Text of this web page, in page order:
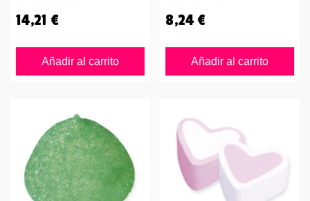
14,21 €
Añadir al carrito
8,24 €
Añadir al carrito